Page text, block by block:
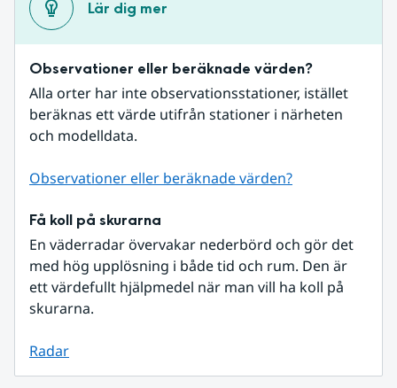
Lär dig mer
Observationer eller beräknade värden?
Alla orter har inte observationsstationer, istället
beräknas ett värde utifrån stationer i närheten
och modelldata.
Observationer eller beräknade värden?
Få koll på skurarna
En väderradar övervakar nederbörd och gör det
med hög upplösning i både tid och rum. Den är
ett värdefullt hjälpmedel när man vill ha koll på
skurarna.
Radar